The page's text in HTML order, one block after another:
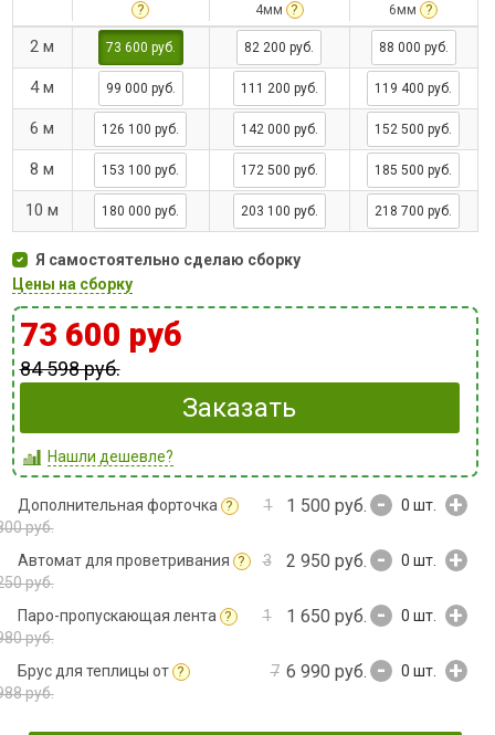
?
4мм
?
6мм ?
2 м 73 600 руб. 82 200 руб. 88 000 руб.
4 м 99 000 руб. 111 200 руб. 119 400 руб.
6 м 126 100 руб. 142 000 руб. 152 500 руб.
8 м 153 100 руб. 172 500 руб. 185 500 руб.
10 м 180 000 руб. 203 100 руб. 218 700 руб.
Я самостоятельно сделаю сборку
Цены на сборку
73 600 руб
84 598 руб.
Заказать
Нашли дешевле?
Дополнительная форточка ?
1
руб.
1 500 руб. - 0 шт. +
Автомат для проветривания ?
3
руб.
2 950 руб. - 0 шт. +
Паро-пропускающая лента ?
1
руб.
1 650 руб. - 0 шт. +
Брус для теплицы от ?
7
руб.
6 990 руб. - 0 шт. +